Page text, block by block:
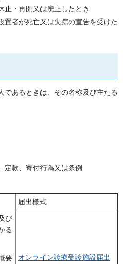
止・再開又は廃止したとき
置者が死亡又は失踪の宣告を受けた
であるときは、その名称及び主たる
定款、寄付行為又は条例
届出様式
び
る
要
オンライン診療受診施設届出